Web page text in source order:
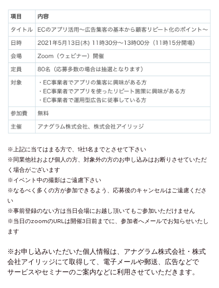
※上記に当てはまる方で、1社1名までとさせて下さい
※同業他社および個人の方、対象外の方のお申し込みはお断りさせていただ
く場合がございます
※イベント中の撮影はご遠慮下さい
※なるべく多くの方が参加できるよう、応募後のキャンセルはご遠慮くださ
い
※事前登録のない方は当日会場にお越し頂いてもご参加いただけません
※当日のzoomのURLは開催3日前までに、参加者へメールでお知らせいたし
ます
※お申し込みいただいた個人情報は、アナグラム株式会社・株式
会社アイリッジにて取得して、電子メールや郵送、広告などで
サービスやセミナーのご案内などに利用させていただきます。